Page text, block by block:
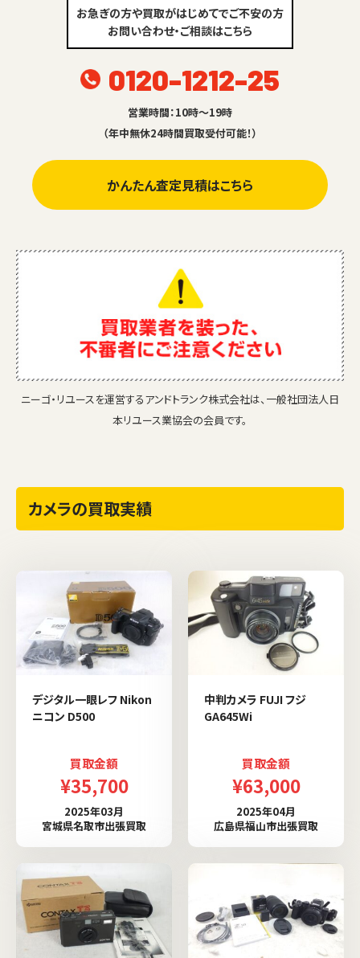
お急ぎの方や買取がはじめてでご不安の方
お問い合わせ・ご相談はこちら
0120-1212-25
営業時間：10時～19時
（年中無休24時間買取受付可能！）
かんたん査定見積はこちら
ニーゴ・リユースを運営するアンドトランク株式会社は、一般社団法人日
本リユース業協会の会員です。
カメラの買取実績
デジタル一眼レフ Nikon
ニコン D500
買取金額
¥35,700
2025年03月
宮城県名取市出張買取
中判カメラ FUJI フジ
GA645Wi
買取金額
¥63,000
2025年04月
広島県福山市出張買取